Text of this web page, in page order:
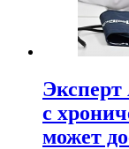
Эксперт
с
может